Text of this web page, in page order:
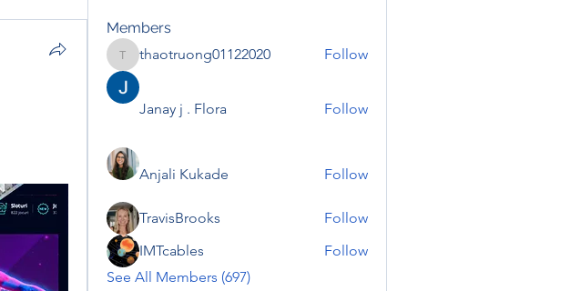
Members
thaotruong01122020
thaotruong01122020 Follow
Janay j . Flora Follow
Anjali Kukade Follow
TravisBrooks
Follow
IMTcables
Follow
See All Members (697)